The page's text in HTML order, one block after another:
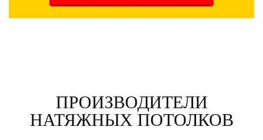
ПРОИЗВОДИТЕЛИ
НАТЯЖНЫХ ПОТОЛКОВ